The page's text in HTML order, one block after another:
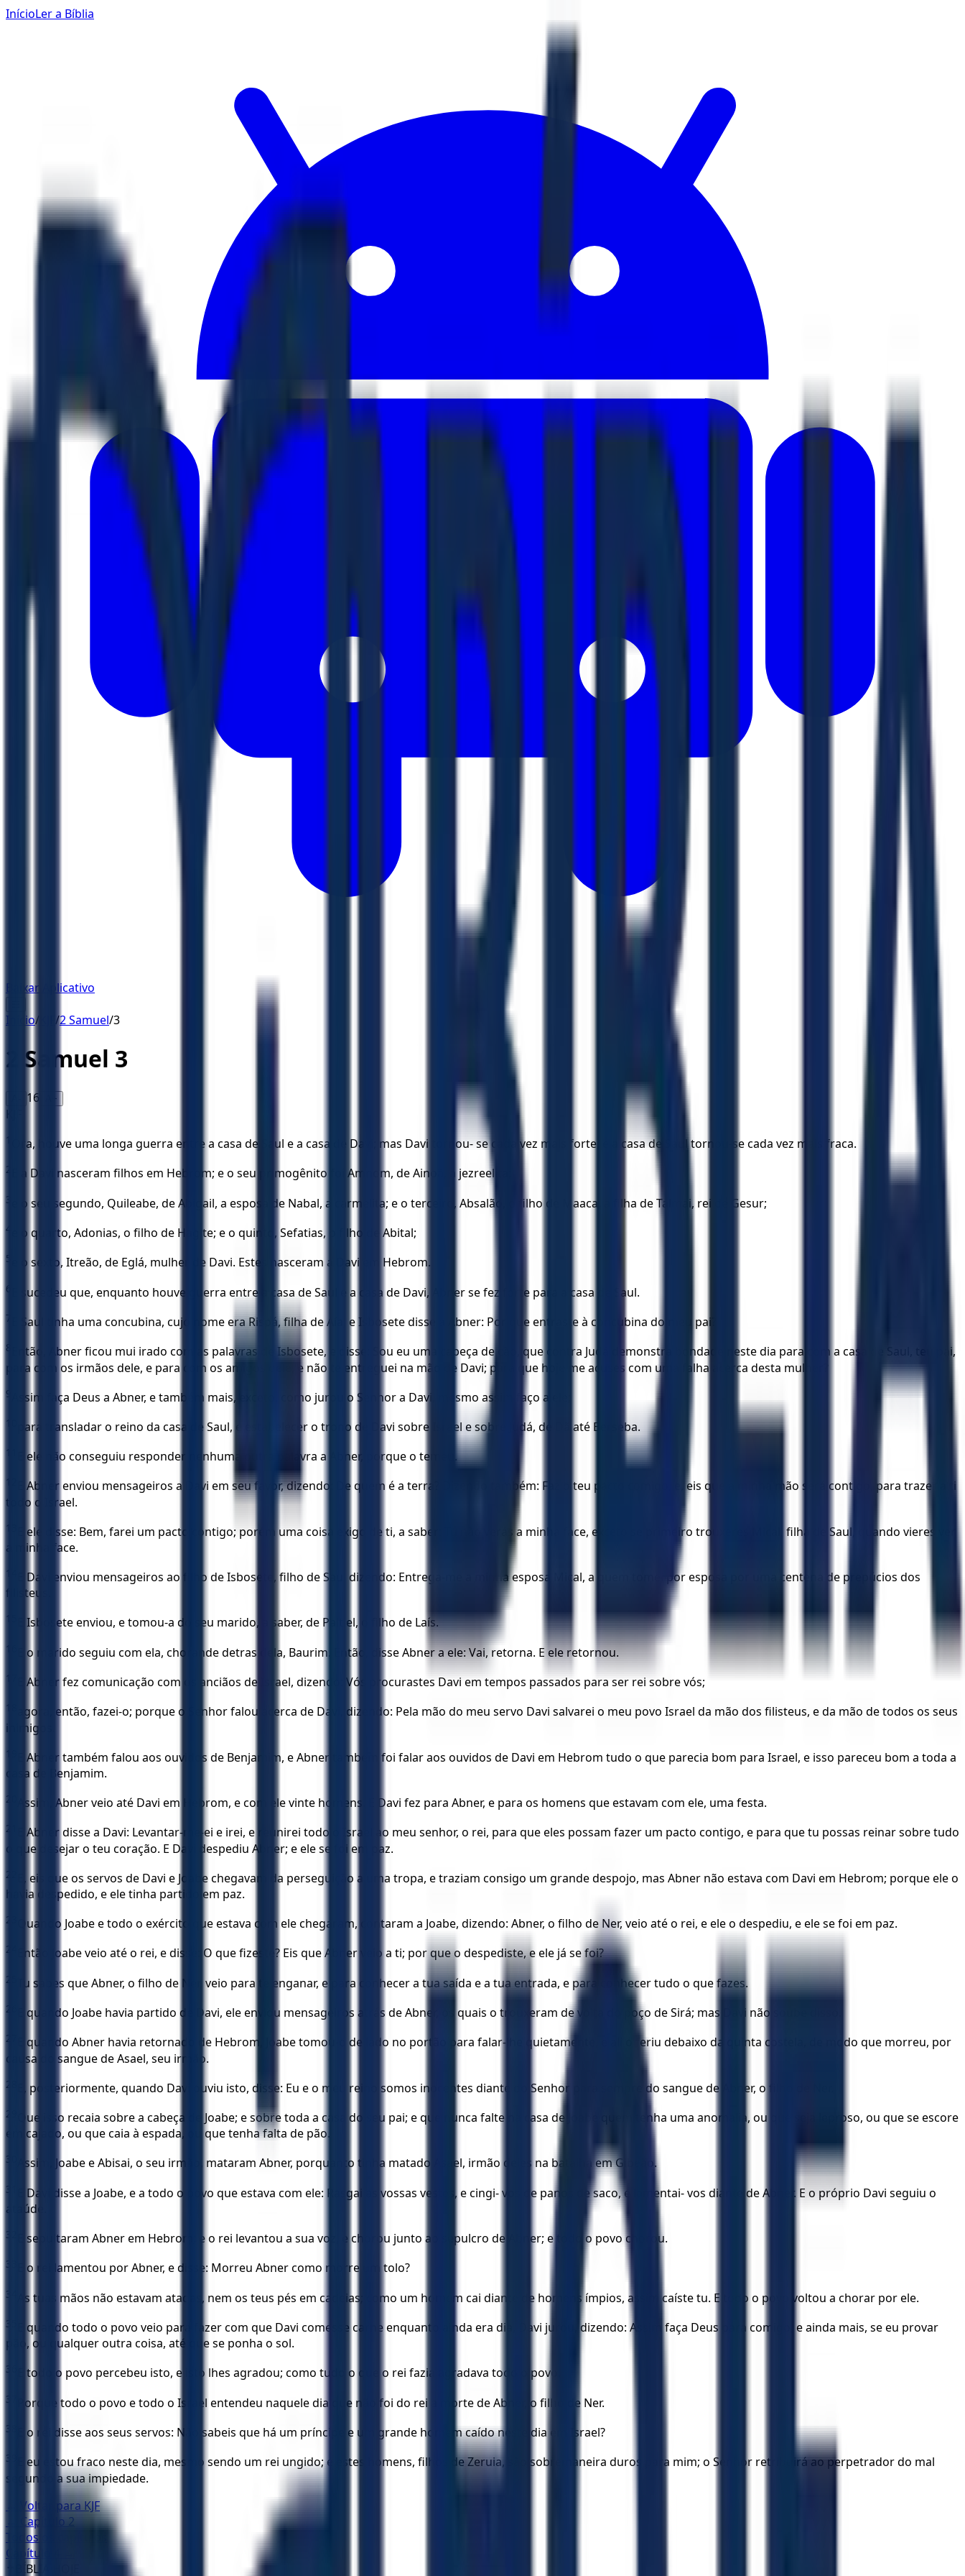
InícioLer a Bíblia
Baixar Aplicativo
Início/ /2 Samuel/3
2 Samuel 3
16 A+
KJF
1 Ora, houve uma longa guerra entre a casa de Saul e a casa de Davi; mas Davi tornou- se cada vez mais forte, e a casa de Saul tornou-se cada vez mais fraca.
2 E a Davi nasceram filhos em Hebrom; e o seu primogênito foi Amnom, de Ainoã, a jezreelita;
3 e o seu segundo, Quileabe, de Abigail, a esposa de Nabal, a carmelita; e o terceiro, Absalão, o filho de Maaca, a filha de Talmai, rei de Gesur;
4 e o quarto, Adonias, o filho de Hagite; e o quinto, Sefatias, o filho de Abital;
5 e o sexto, Itreão, de Eglá, mulher de Davi. Estes nasceram a Davi em Hebrom.
6 E sucedeu que, enquanto houve guerra entre a casa de Saul e a casa de Davi, Abner se fez forte para a casa de Saul.
7 E Saul tinha uma concubina, cujo nome era Rispá, filha de Aía; e Isbosete disse a Abner: Por que entraste à concubina do meu pai?
8
Então, Abner ficou mui irado com as palavras de Isbosete, e disse: Sou eu uma cabeça de cão, que contra Judá demonstra bondade neste dia para com a casa de Saul, teu pai,
para com os irmãos dele, e para com os amigos dele, e não te entreguei na mão de Davi; para que hoje me acuses com uma falha acerca desta mulher?
9 Assim faça Deus a Abner, e também mais, exceto, como jurou o Senhor a Davi, mesmo assim faço a ele;
10 para transladar o reino da casa de Saul, e estabelecer o trono de Davi sobre Israel e sobre Judá, de Dã até Berseba.
11 E ele não conseguiu responder nenhuma outra palavra a Abner, porque o temeu.
12
E Abner enviou mensageiros a Davi em seu favor, dizendo: De quem é a terra? Dizendo também: Faz o teu pacto comigo, e, eis que a minha mão será contigo, para trazer a ti
todo o Israel.
13
E ele disse: Bem, farei um pacto contigo; porém uma coisa exigo de ti, a saber: Tu não verás a minha face, exceto se primeiro trouxeres Mical, filha de Saul, quando vieres ver
a minha face.
14
E Davi enviou mensageiros ao filho de Isbosete, filho de Saul dizendo: Entrega-me a minha esposa Mical, a quem tomei por esposa por uma centena de prepúcios dos
filisteus.
15 E Isbosete enviou, e tomou-a do seu marido, a saber, de Paltiel, o filho de Laís.
16 E o marido seguiu com ela, chorande detras dela, Baurim. Então, disse Abner a ele: Vai, retorna. E ele retornou.
17 E Abner fez comunicação com os anciãos de Israel, dizendo: Vós procurastes Davi em tempos passados para ser rei sobre vós;
18
agora, então, fazei-o; porque o Senhor falou acerca de Davi, dizendo: Pela mão do meu servo Davi salvarei o meu povo Israel da mão dos filisteus, e da mão de todos os seus
inimigos.
19
E Abner também falou aos ouvidos de Benjamim, e Abner também foi falar aos ouvidos de Davi em Hebrom tudo o que parecia bom para Israel, e isso pareceu bom a toda a
casa de Benjamim.
20 Assim, Abner veio até Davi em Hebrom, e com ele vinte homens. E Davi fez para Abner, e para os homens que estavam com ele, uma festa.
21
E Abner disse a Davi: Levantar-me-ei e irei, e reunirei todo o Israel ao meu senhor, o rei, para que eles possam fazer um pacto contigo, e para que tu possas reinar sobre tudo
o que desejar o teu coração. E Davi despediu Abner; e ele se foi em paz.
22
E, eis que os servos de Davi e Joabe chegavam da perseguição a uma tropa, e traziam consigo um grande despojo, mas Abner não estava com Davi em Hebrom; porque ele o
havia despedido, e ele tinha partido em paz.
23 Quando Joabe e todo o exército que estava com ele chegaram, contaram a Joabe, dizendo: Abner, o filho de Ner, veio até o rei, e ele o despediu, e ele se foi em paz.
24 Então Joabe veio até o rei, e disse: O que fizeste? Eis que Abner veio a ti; por que o despediste, e ele já se foi?
25 Tu sabes que Abner, o filho de Ner, veio para te enganar, e para conhecer a tua saída e a tua entrada, e para conhecer tudo o que fazes.
26 E quando Joabe havia partido de Davi, ele enviou mensageiros atrás de Abner, os quais o trouxeram de volta do poço de Sirá; mas Davi não soube disso.
27
E quando Abner havia retornado de Hebrom, Joabe tomou-o de lado no portão para falar-lhe quietamente, e ali o feriu debaixo da quinta costela, de modo que morreu, por
causa do sangue de Asael, seu irmão.
28 E, posteriormente, quando Davi ouviu isto, disse: Eu e o meu reino somos inocentes diante do Senhor para sempre do sangue de Abner, o filho de Ner.
29
Que isso recaia sobre a cabeça de Joabe; e sobre toda a casa do seu pai; e que nunca falte na casa de Joabe quem tenha uma anomalia, ou que seja leproso, ou que se escore
em cajado, ou que caia à espada, ou que tenha falta de pão.
30 Assim, Joabe e Abisai, o seu irmão, mataram Abner, porquanto tinha matado Asael, irmão deles na batalha em Gibeão.
31
E Davi disse a Joabe, e a todo o povo que estava com ele: Rasgai as vossas vestes, e cingi- vos de panos de saco, e lamentai- vos diante de Abner. E o próprio Davi seguiu o
ataúde.
32 E sepultaram Abner em Hebrom; e o rei levantou a sua voz, e chorou junto ao sepulcro de Abner; e todo o povo chorou.
33 E o rei lamentou por Abner, e disse: Morreu Abner como morre um tolo?
34 As tuas mãos não estavam atadas, nem os teus pés em cadeias; como um homem cai diante de homens ímpios, assim caíste tu. E todo o povo voltou a chorar por ele.
35
E quando todo o povo veio para fazer com que Davi comesse carne enquanto ainda era dia, Davi jurou, dizendo: Assim faça Deus para comigo, e ainda mais, se eu provar
pão, ou qualquer outra coisa, até que se ponha o sol.
36 E todo o povo percebeu isto, e isto lhes agradou; como tudo o que o rei fazia agradava todo o povo.
37 Porque todo o povo e todo o Israel entendeu naquele dia que não foi do rei a morte de Abner, o filho de Ner.
38 E o rei disse aos seus servos: Não sabeis que há um príncipe e um grande homem caído neste dia em Israel?
39
E eu estou fraco neste dia, mesmo sendo um rei ungido; e estes homens, filhos de Zeruia, são sobremaneira duros para mim; o Senhor retribuirá ao perpetrador do mal
segundo a sua impiedade.
← Voltar para KJF
← Capítulo 2
Todos os capítulos
Capítulo
BÍBLIA HOJE